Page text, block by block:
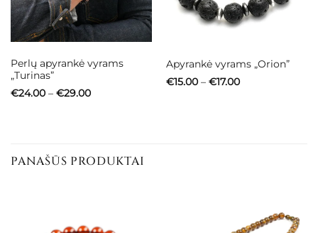
Perlų apyrankė vyrams
„Turinas”
€24.00 – €29.00Price
Apyrankė vyrams „Orion”
€15.00 – €17.00Price
PANAŠŪS PRODUKTAI